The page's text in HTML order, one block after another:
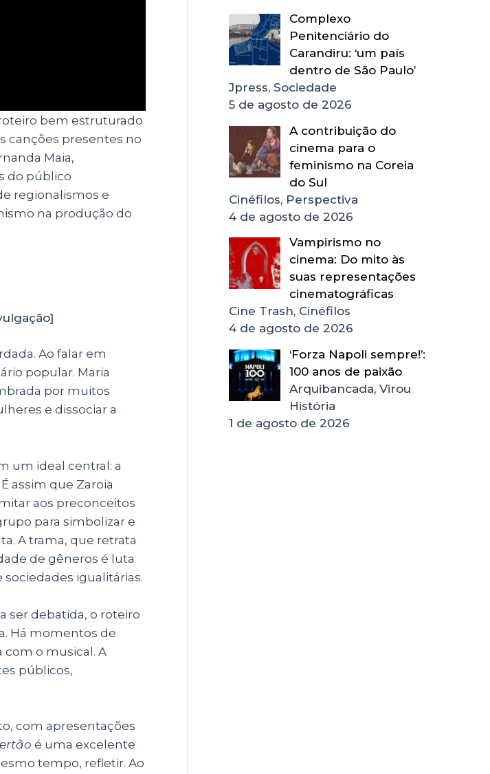
bem estruturado
canções presentes no
Maia,
do público
regionalismos e
na produção do
Ao falar em
popular. Maria
por muitos
e dissociar a
um ideal central: a
assim que Zaroia
aos preconceitos
para simbolizar e
A trama, que retrata
de gêneros é luta
igualitárias.
ser debatida, o roteiro
Há momentos de
o musical. A
públicos,
com apresentações
é uma excelente
tempo, refletir. Ao
Complexo
Penitenciário do
Carandiru: ‘um país
dentro de São Paulo’
Jpress, Sociedade
5 de agosto de 2026
A contribuição do
cinema para o
feminismo na Coreia
do Sul
Cinéfilos, Perspectiva
4 de agosto de 2026
Vampirismo no
cinema: Do mito às
suas representações
cinematográficas
Cine Trash, Cinéfilos
4 de agosto de 2026
‘Forza Napoli sempre!’:
100 anos de paixão
Arquibancada, Virou
História
1 de agosto de 2026